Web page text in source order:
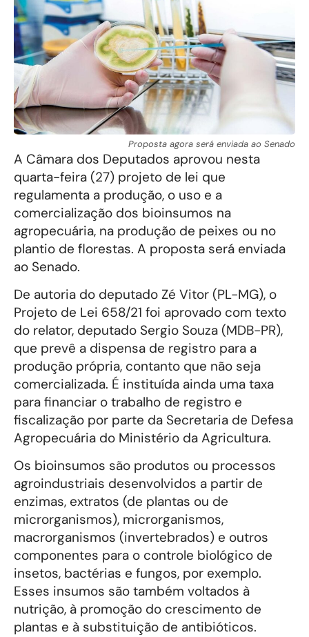
Proposta agora será enviada ao Senado
A Câmara dos Deputados aprovou nesta
quarta-feira (27) projeto de lei que
regulamenta a produção, o uso e a
comercialização dos bioinsumos na
agropecuária, na produção de peixes ou no
plantio de florestas. A proposta será enviada
ao Senado.
De autoria do deputado Zé Vitor (PL-MG), o
Projeto de Lei 658/21 foi aprovado com texto
do relator, deputado Sergio Souza (MDB-PR),
que prevê a dispensa de registro para a
produção própria, contanto que não seja
comercializada. É instituída ainda uma taxa
para financiar o trabalho de registro e
fiscalização por parte da Secretaria de Defesa
Agropecuária do Ministério da Agricultura.
Os bioinsumos são produtos ou processos
agroindustriais desenvolvidos a partir de
enzimas, extratos (de plantas ou de
microrganismos), microrganismos,
macrorganismos (invertebrados) e outros
componentes para o controle biológico de
insetos, bactérias e fungos, por exemplo.
Esses insumos são também voltados à
nutrição, à promoção do crescimento de
plantas e à substituição de antibióticos.